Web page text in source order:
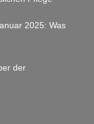
2025: Was
der